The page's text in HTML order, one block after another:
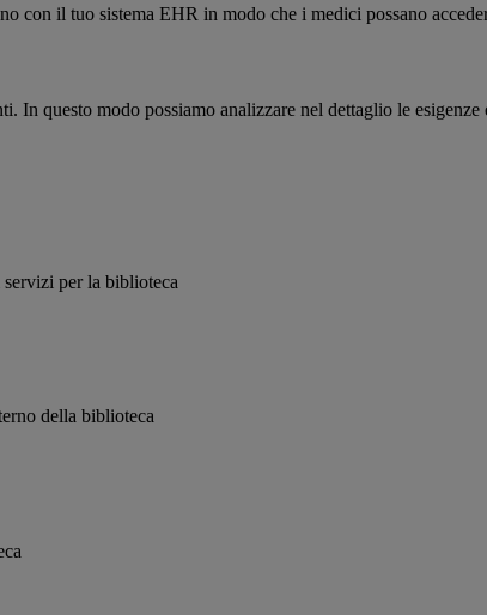
con il tuo sistema EHR in modo che i medici possano
questo modo possiamo analizzare nel dettaglio le
per la biblioteca
della biblioteca